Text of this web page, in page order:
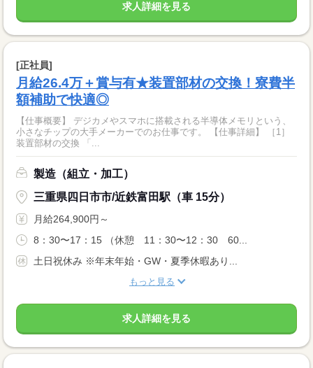
求人詳細を見る
[正社員]
月給26.4万＋賞与有★装置部材の交換！寮費半
額補助で快適◎
【仕事概要】 デジカメやスマホに搭載される半導体メモリという、
小さなチップの大手メーカーでのお仕事です。 【仕事詳細】 ［1］
装置部材の交換 「...
製造（組立・加工）
三重県四日市市/近鉄富田駅（車 15分）
月給264,900円～
8：30〜17：15 （休憩 11：30〜12：30 60...
土日祝休み ※年末年始・GW・夏季休暇あり...
もっと見る
求人詳細を見る